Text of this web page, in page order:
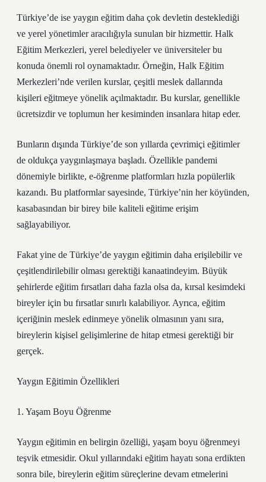
Türkiye’de ise yaygın eğitim daha çok devletin desteklediği
ve yerel yönetimler aracılığıyla sunulan bir hizmettir. Halk
Eğitim Merkezleri, yerel belediyeler ve üniversiteler bu
konuda önemli rol oynamaktadır. Örneğin, Halk Eğitim
Merkezleri’nde verilen kurslar, çeşitli meslek dallarında
kişileri eğitmeye yönelik açılmaktadır. Bu kurslar, genellikle
ücretsizdir ve toplumun her kesiminden insanlara hitap eder.
Bunların dışında Türkiye’de son yıllarda çevrimiçi eğitimler
de oldukça yaygınlaşmaya başladı. Özellikle pandemi
dönemiyle birlikte, e-öğrenme platformları hızla popülerlik
kazandı. Bu platformlar sayesinde, Türkiye’nin her köyünden,
kasabasından bir birey bile kaliteli eğitime erişim
sağlayabiliyor.
Fakat yine de Türkiye’de yaygın eğitimin daha erişilebilir ve
çeşitlendirilebilir olması gerektiği kanaatindeyim. Büyük
şehirlerde eğitim fırsatları daha fazla olsa da, kırsal kesimdeki
bireyler için bu fırsatlar sınırlı kalabiliyor. Ayrıca, eğitim
içeriğinin meslek edinmeye yönelik olmasının yanı sıra,
bireylerin kişisel gelişimlerine de hitap etmesi gerektiği bir
gerçek.
Yaygın Eğitimin Özellikleri
1. Yaşam Boyu Öğrenme
Yaygın eğitimin en belirgin özelliği, yaşam boyu öğrenmeyi
teşvik etmesidir. Okul yıllarındaki eğitim hayatı sona erdikten
sonra bile, bireylerin eğitim süreçlerine devam etmelerini